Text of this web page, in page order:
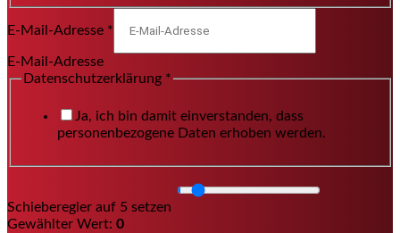
E-Mail-Adresse *
E-Mail-Adresse
Datenschutzerklärung *
Ja, ich bin damit einverstanden, dass
personenbezogene Daten erhoben werden.
Schieberegler auf 5 setzen
Gewählter Wert: 0